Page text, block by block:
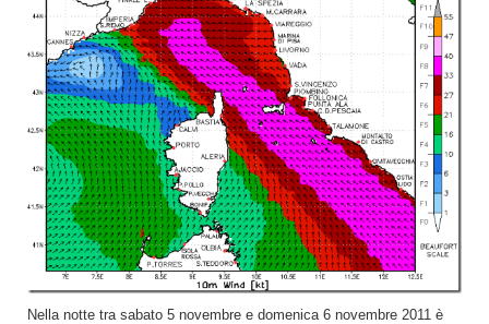
Nella notte tra sabato 5 novembre e domenica 6 novembre 2011 è